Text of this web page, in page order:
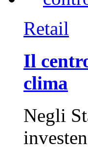
Retail
Il
clima
Negli